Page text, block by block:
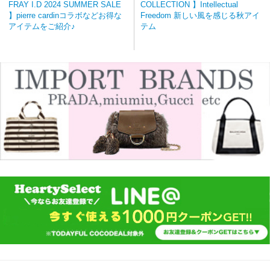
FRAY I.D 2024 SUMMER SALE
】pierre cardinコラボなどお得な
アイテムをご紹介♪
COLLECTION 】Intellectual
Freedom 新しい風を感じる秋アイ
テム